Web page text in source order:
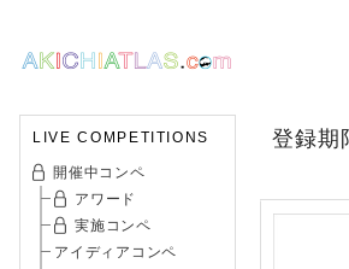
LIVE COMPETITIONS
開催中コンペ
アワード
実施コンペ
アイディアコンペ
登録期